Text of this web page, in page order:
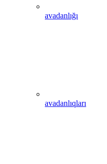
avadanlığı
avadanlıqları